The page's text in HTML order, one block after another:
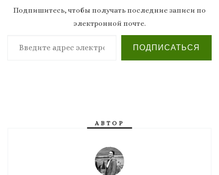
Подпишитесь, чтобы получать последние записи по
электронной почте.
Введите адрес электронной почты…
ПОДПИСАТЬСЯ
АВТОР